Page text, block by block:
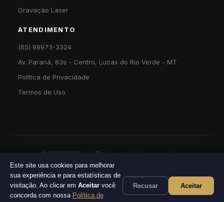
Gravação Laser
ATENDIMENTO
(65) 99973-3324
Av. Paraná, 83s - Centro, Lucas do Rio Verde - MT
Política de Privacidade
Termos de Uso
©2026DK Flash · Todos os direitos reservados
Este site usa cookies para melhorar
sua experiência e para estatísticas de
visitação. Ao clicar em Aceitar você
concorda com nossa Política de
Recusar Aceitar